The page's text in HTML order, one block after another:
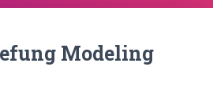
Modeling